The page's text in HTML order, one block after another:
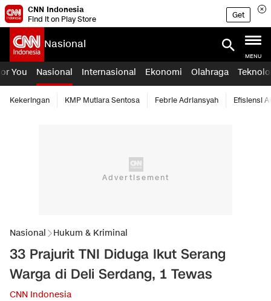
CNN Indonesia
Find it on Play Store
Get
Nasional
MENU
You Nasional Internasional Ekonomi Olahraga
Kekeringan KMP Mutiara Sentosa Febrie Adriansyah Efisiensi
Nasional Hukum & Kriminal
33 Prajurit TNI Diduga Ikut Serang
Warga di Deli Serdang, 1 Tewas
CNN Indonesia